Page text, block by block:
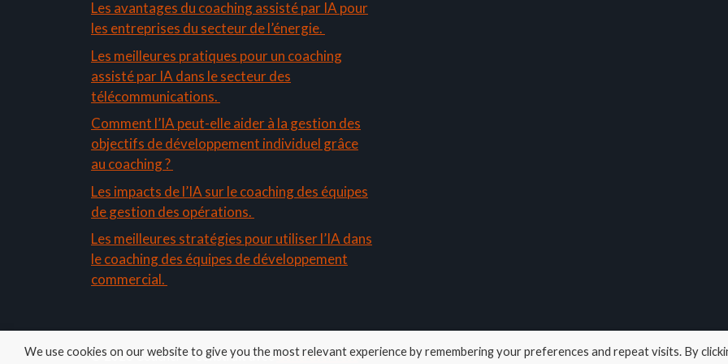
Les avantages du coaching assisté par IA pour
les entreprises du secteur de l’énergie.
Les meilleures pratiques pour un coaching
assisté par IA dans le secteur des
télécommunications.
Comment l’IA peut-elle aider à la gestion des
objectifs de développement individuel grâce
au coaching ?
Les impacts de l’IA sur le coaching des équipes
de gestion des opérations.
Les meilleures stratégies pour utiliser l’IA dans
le coaching des équipes de développement
commercial.
© 2026 Coacher• Construit avecGeneratePress
We use cookies on our website to give you the most relevant experience by remembering your preferences and repeat visits. By